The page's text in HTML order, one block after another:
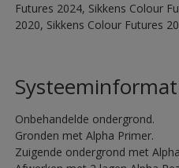
Futures 2024, Sikkens Colour
2020, Sikkens Colour Futures
Onbehandelde ondergrond.
Gronden met Alpha Primer.
Zuigende ondergrond met